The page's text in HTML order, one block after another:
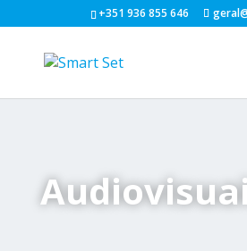
+351 936 855 646